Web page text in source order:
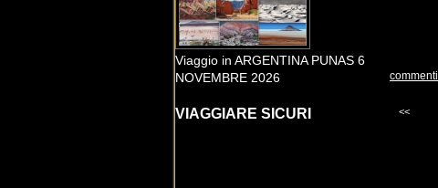
commenti
<<
Viaggio in ARGENTINA PUNAS 6
NOVEMBRE 2026
VIAGGIARE SICURI